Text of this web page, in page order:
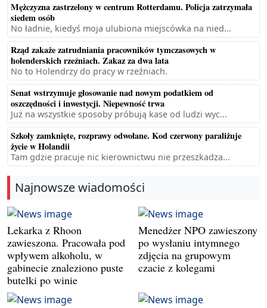
Mężczyzna zastrzelony w centrum Rotterdamu. Policja zatrzymała
siedem osób
No ładnie, kiedyś moja ulubiona miejscówka na nied...
Rząd zakaże zatrudniania pracowników tymczasowych w
holenderskich rzeźniach. Zakaz za dwa lata
No to Holendrzy do pracy w rzeźniach.
Senat wstrzymuje głosowanie nad nowym podatkiem od
oszczędności i inwestycji. Niepewność trwa
Już na wszystkie sposoby próbują kase od ludzi wyc...
Szkoły zamknięte, rozprawy odwołane. Kod czerwony paraliżuje
życie w Holandii
Tam gdzie pracuje nic kierownictwu nie przeszkadza...
Najnowsze wiadomości
Lekarka z Rhoon
zawieszona. Pracowała pod
wpływem alkoholu, w
gabinecie znaleziono puste
butelki po winie
Menedżer NPO zawieszony
po wysłaniu intymnego
zdjęcia na grupowym
czacie z kolegami